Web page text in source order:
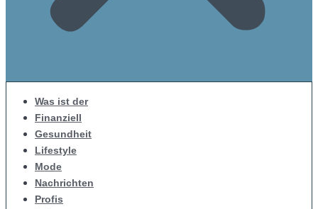
Was ist der
Finanziell
Gesundheit
Lifestyle
Mode
Nachrichten
Profis